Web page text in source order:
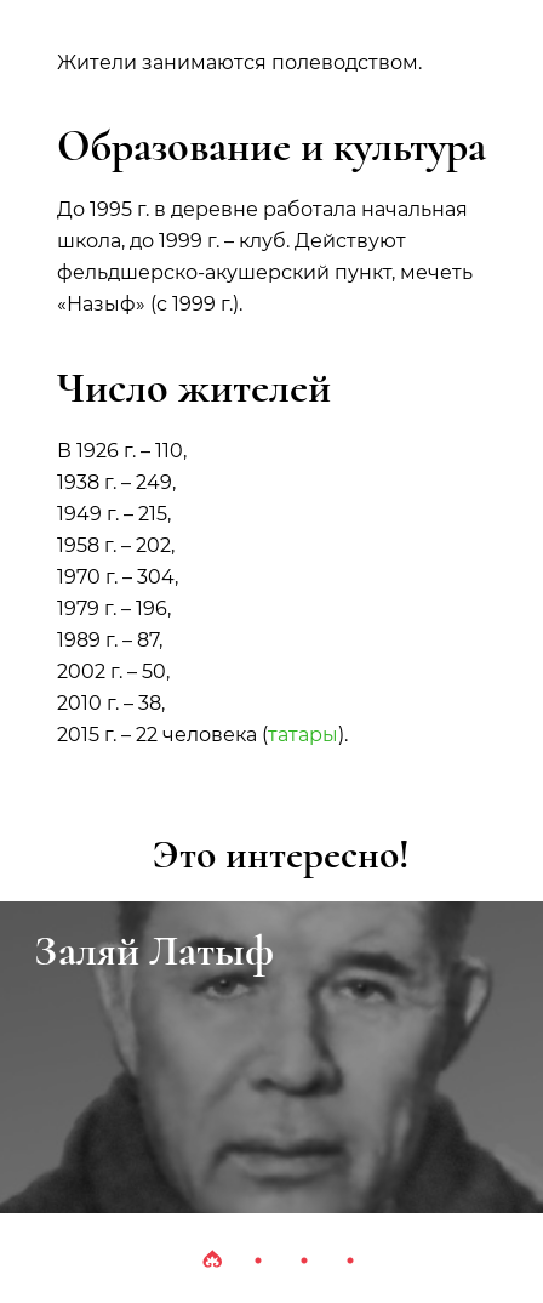
Жители занимаются полеводством.
Образование и культура
До 1995 г. в деревне работала начальная
школа, до 1999 г. – клуб. Действуют
фельдшерско-акушерский пункт, мечеть
«Назыф» (с 1999 г.).
Число жителей
В 1926 г. – 110,
1938 г. – 249,
1949 г. – 215,
1958 г. – 202,
1970 г. – 304,
1979 г. – 196,
1989 г. – 87,
2002 г. – 50,
2010 г. – 38,
2015 г. – 22 человека (татары).
Это интересно!